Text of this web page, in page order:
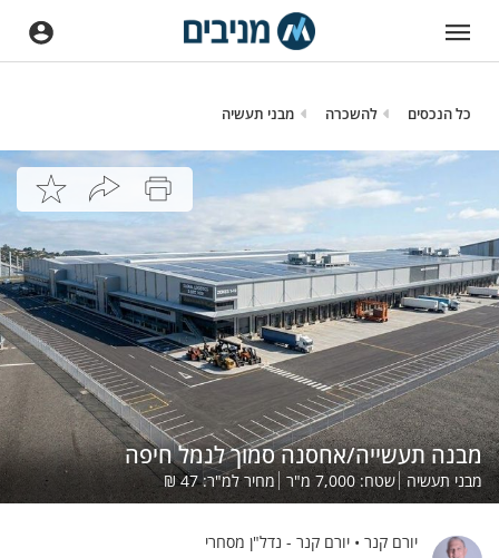
כל הנכסים להשכרה מבני תעשיה
מבנה תעשייה/אחסנה סמוך לנמל חיפה
מבני תעשיה שטח:7,000 מ"ר מחיר למ"ר:47
₪
יורם קנר • יורם קנר - נדל"ן מסחרי